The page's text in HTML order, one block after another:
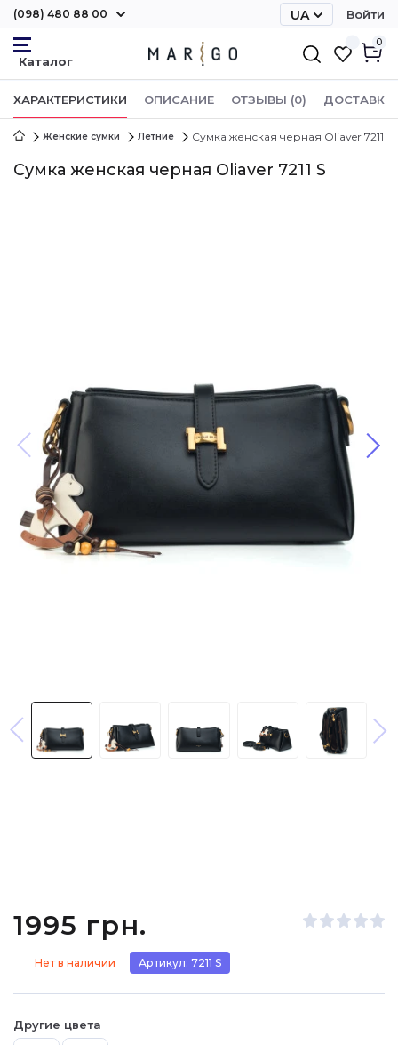
(098) 480 88 00 UA Войти
0
ХАРАКТЕРИСТИКИ ОПИСАНИЕ ОТЗЫВЫ (0) ДОСТАВКА
Женские сумки Летние Сумка женская черная Oliaver 7211 S
Сумка женская черная Oliaver 7211 S
1995 грн.
Нет в наличии Артикул: 7211 S
Другие цвета